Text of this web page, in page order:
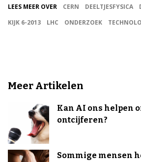
LEES MEER OVER CERN DEELTJESFYSICA
KIJK 6-2013
LHC ONDERZOEK
Meer Artikelen
Kan AI ons helpen
ontcijferen?
Sommige mensen